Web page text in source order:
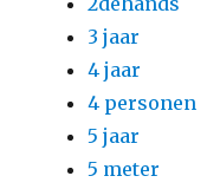
3 jaar
4 jaar
4 personen
5 jaar
5 meter